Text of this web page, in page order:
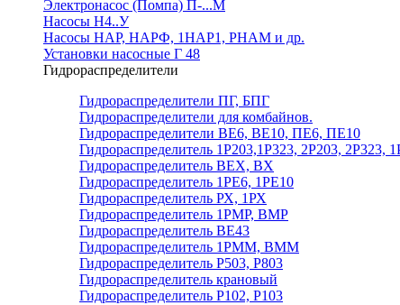
Электронасос (Помпа) П-...М
Насосы Н4..У
Насосы НАР, НАРФ, 1НАР1, РНАМ и др.
Установки насосные Г 48
Гидрораспределители
Гидрораспределители ПГ, БПГ
Гидрораспределители для комбайнов.
Гидрораспределители ВЕ6, ВЕ10, ПЕ6, ПЕ10
Гидрораспределитель 1Р203,1Р323, 2Р203, 2Р323,
Гидрораспределитель ВЕХ, ВХ
Гидрораспределитель 1РЕ6, 1РЕ10
Гидрораспределитель РХ, 1РХ
Гидрораспределитель 1РМР, ВМР
Гидрораспределитель ВЕ43
Гидрораспределитель 1РММ, ВММ
Гидрораспределитель Р503, Р803
Гидрораспределитель крановый
Гидрораспределитель Р102, Р103